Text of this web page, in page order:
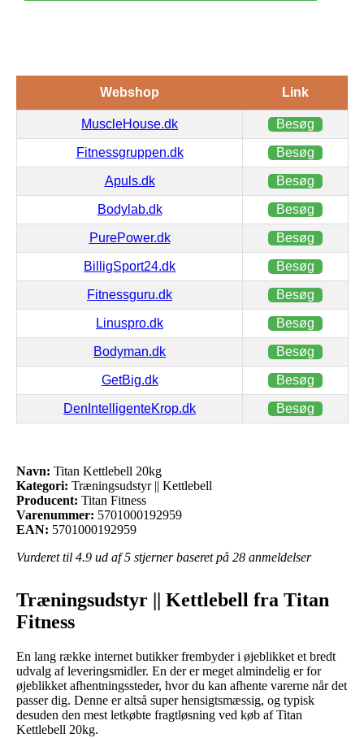
Webshop Link
MuscleHouse.dk Besøg
Fitnessgruppen.dk Besøg
Apuls.dk Besøg
Bodylab.dk Besøg
PurePower.dk Besøg
BilligSport24.dk Besøg
Fitnessguru.dk Besøg
Linuspro.dk Besøg
Bodyman.dk Besøg
GetBig.dk Besøg
DenIntelligenteKrop.dk Besøg
Navn: Titan Kettlebell 20kg
Kategori: Træningsudstyr || Kettlebell
Producent: Titan Fitness
Varenummer: 5701000192959
EAN: 5701000192959
Vurderet til 4.9 ud af 5 stjerner baseret på 28 anmeldelser
Træningsudstyr || Kettlebell fra Titan
Fitness
En lang række internet butikker frembyder i øjeblikket et bredt
udvalg af leveringsmidler. En der er meget almindelig er for
øjeblikket afhentningssteder, hvor du kan afhente varerne når det
passer dig. Denne er altså super hensigtsmæssig, og typisk
desuden den mest letkøbte fragtløsning ved køb af Titan
Kettlebell 20kg.